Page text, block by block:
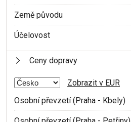
Země původu
Účelovost
Ceny dopravy
Zobrazit v EUR
Osobní převzetí (Praha - Kbely)